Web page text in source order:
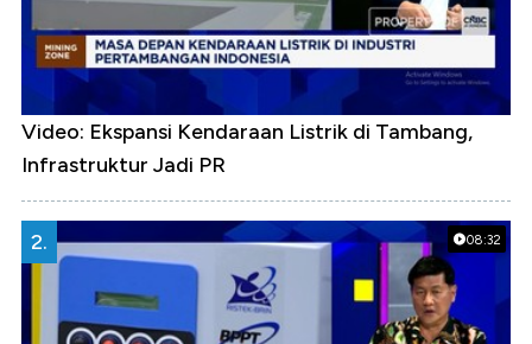
Video: Ekspansi Kendaraan Listrik di Tambang,
Infrastruktur Jadi PR
08:32
2.